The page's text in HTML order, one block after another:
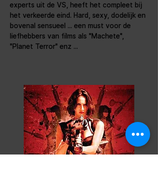
experts uit de VS, heeft het compleet bij
het verkeerde eind. Hard, sexy, dodelijk en
bovenal sensueel ... een must voor de
liefhebbers van films als "Machete",
"Planet Terror" enz ...